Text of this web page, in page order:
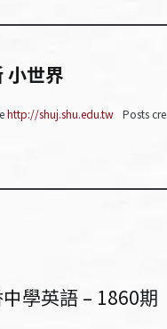
小世界
http://shuj.shu.edu.tw Posts
學英語 – 1860期